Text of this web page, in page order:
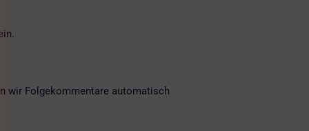
wir Folgekommentare automatisch